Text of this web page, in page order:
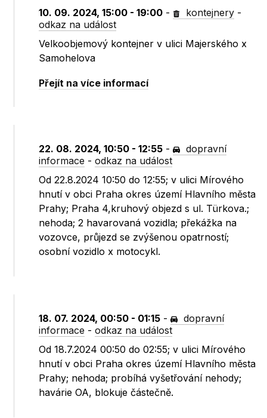
10. 09. 2024, 15:00 - 19:00 - kontejnery -
odkaz na událost
Velkoobjemový kontejner v ulici Majerského x
Samohelova
Přejít na více informací
22. 08. 2024, 10:50 - 12:55 -
dopravní
informace -odkaz na událost
Od 22.8.2024 10:50 do 12:55; v ulici Mírového
hnutí v obci Praha okres území Hlavního města
Prahy; Praha 4,kruhový objezd s ul. Türkova.;
nehoda; 2 havarovaná vozidla; překážka na
vozovce, průjezd se zvýšenou opatrností;
osobní vozidlo x motocykl.
18. 07. 2024, 00:50 - 01:15 -
dopravní
informace -odkaz na událost
Od 18.7.2024 00:50 do 02:55; v ulici Mírového
hnutí v obci Praha okres území Hlavního města
Prahy; nehoda; probíhá vyšetřování nehody;
havárie OA, blokuje částečně.